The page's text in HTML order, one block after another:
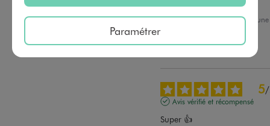
Avis du27/07/2026 , suite à
5/
Avis vérifié et récompensé
Super 👍
Paramétrer